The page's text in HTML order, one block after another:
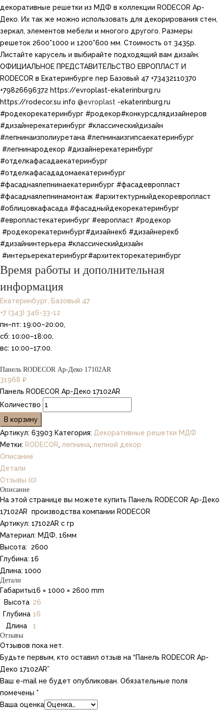
декоративные решетки из МДФ в коллекции RODECOR Ар-
Деко. Их так же можно использовать для декорирования стен,
зеркал, элементов мебели и многого другого. Размеры
решеток 2600*1000 и​ 1200*600 мм. Стоимость от 3435р.
Листайте карусель и выбирайте подходящий вам дизайн.
ОФИЦИАЛЬНОЕ ПРЕДСТАВИТЕЛЬСТВО ЕВРОПЛАСТ И
RODECOR в Екатеринбурге пер Базовый 47 +73432110370
+79826696372 https://evroplast-ekaterinburg.ru​​
https://rodecor.su info @evroplast -ekaterinburg.ru​ ​​
#родекорекатеринбург​ #родекор​#конкурсдлядизайнеров
#дизайнерекатеринбург​ #классическийдизайн​
#лепнинаизполиуретана​ #лепнинаизгипсаекатеринбург​
#лепнинародекор #дизайнерекатеринбург
#отделкафасадаекатеринбург
#отделкафасададомаекатеринбург
#фасаднаялепнинаекатеринбург #фасадевропласт
#фасаднаялепнинамонтаж #архитектурныйдекоревропласт
#облицовкафасада #фасадныйдекорекатеринбург
#европластекатеринбург #европласт​​ #родекор​
#родекорекатеринбург​​#дизайнекб​ #дизайнерекб​ ​
#дизайнинтерьера​ #классическийдизайн​
#интерьерекатеринбург​#архитекторекатеринбург
Время работы и дополнительная
информация
Екатеринбург, Базовый 47
+7 (343) 346-33-12
пн–пт: 19:00–20:00,
сб: 10:00–18:00,
вс: 10:00–17:00.
Панель RODECOR Ар-Деко 17102AR
31968 ₽
Панель RODECOR Ар-Деко 17102AR
Количество
В корзину
Артикул: 63903 Категория: Декоративные решетки МДФ
Метки: RODECOR, лепнина, лепной декор
Описание
Детали
Отзывы (0)
Описание
На этой странице вы можете купить Панель RODECOR Ар-Деко
17102AR производства компании RODECOR
Артикул: 17102AR с гр
Материал: МДФ, 16мм
Высота: 2600
Глубина: 16
Длина: 1000
Детали
Габариты16 × 1000 × 2600 mm
Высота 26
Глубина 16
Длина
1
Отзывы
Отзывов пока нет.
Будьте первым, кто оставил отзыв на “Панель RODECOR Ар-
Деко 17102AR”
Ваш e-mail не будет опубликован. Обязательные поля
помечены *
Ваша оценка